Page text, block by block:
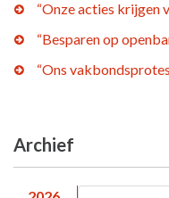
“Onze acties krijgen
“Besparen op
“Ons
Archief